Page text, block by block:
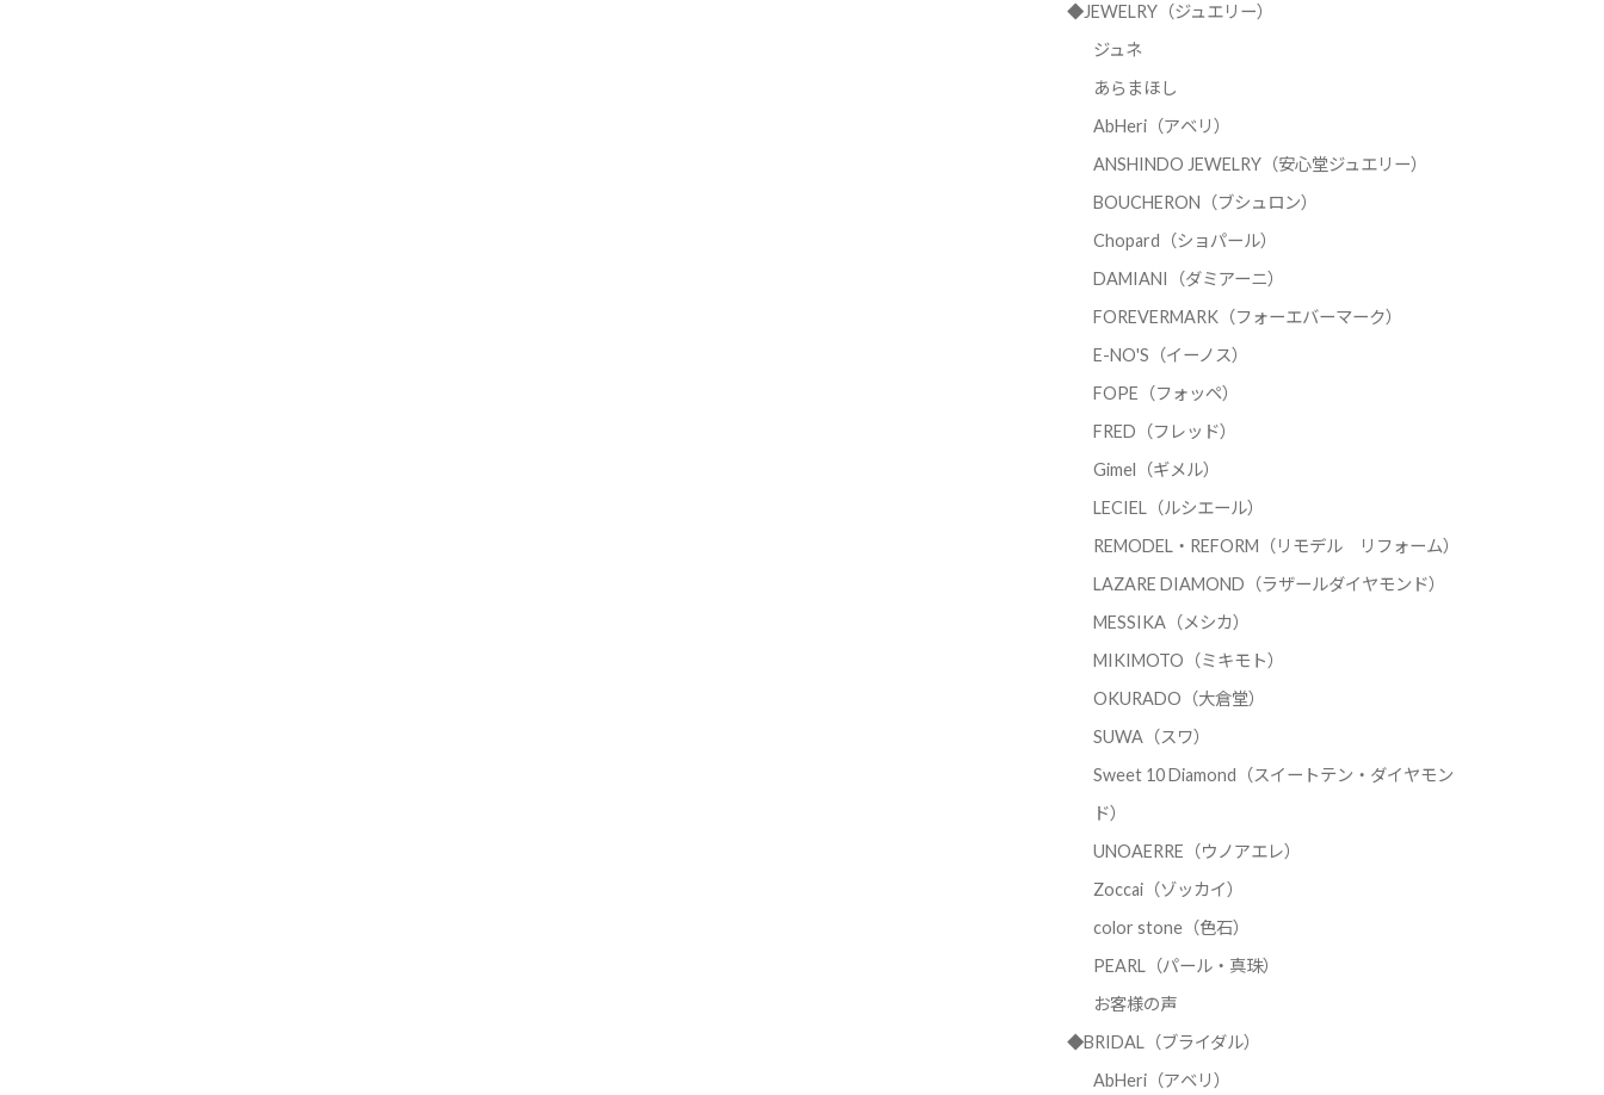
◆JEWELRY（ジュエリー）
ジュネ
あらまほし
AbHeri（アベリ）
ANSHINDO JEWELRY（安心堂ジュエリー）
BOUCHERON（ブシュロン）
Chopard（ショパール）
DAMIANI（ダミアーニ）
FOREVERMARK（フォーエバーマーク）
E-NO'S（イーノス）
FOPE（フォッペ）
FRED（フレッド）
Gimel（ギメル）
LECIEL（ルシエール）
REMODEL・REFORM（リモデル リフォーム）
LAZARE DIAMOND（ラザールダイヤモンド）
MESSIKA（メシカ）
MIKIMOTO（ミキモト）
OKURADO（大倉堂）
SUWA（スワ）
Sweet 10 Diamond（スイートテン・ダイヤモン
ド）
UNOAERRE（ウノアエレ）
Zoccai（ゾッカイ）
color stone（色石）
PEARL（パール・真珠）
お客様の声
◆BRIDAL（ブライダル）
AbHeri（アベリ）